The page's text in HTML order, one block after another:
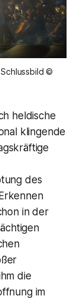
©
heldische
klingende
des
in der
die
im